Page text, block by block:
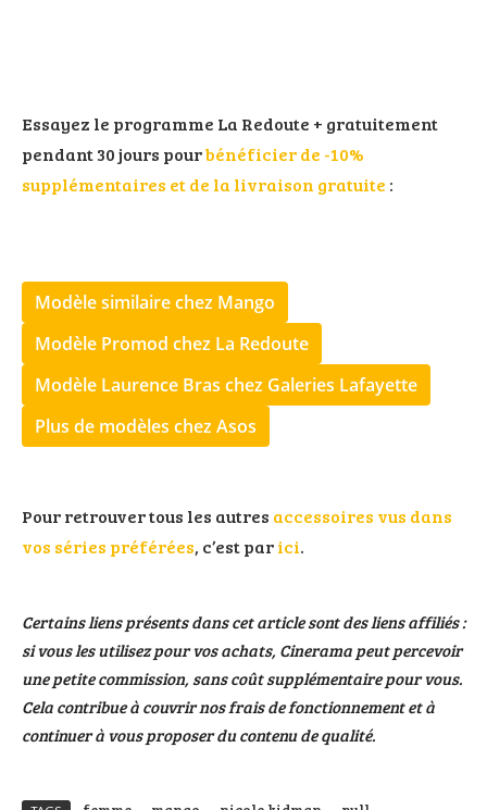
Essayez le programme La Redoute + gratuitement
pendant 30 jours pourbénéficier de -10%
supplémentaires et de la livraison gratuite :
Modèle similaire chez Mango
Modèle Promod chez La Redoute
Modèle Laurence Bras chez Galeries Lafayette
Plus de modèles chez Asos
Pour retrouver tous les autres accessoires vus dans
vos séries préférées, c’est parici.
Certains liens présents dans cet article sont des liens affiliés :
si vous les utilisez pour vos achats, Cinerama peut percevoir
une petite commission, sans coût supplémentaire pour vous.
Cela contribue à couvrir nos frais de fonctionnement et à
continuer à vous proposer du contenu de qualité.